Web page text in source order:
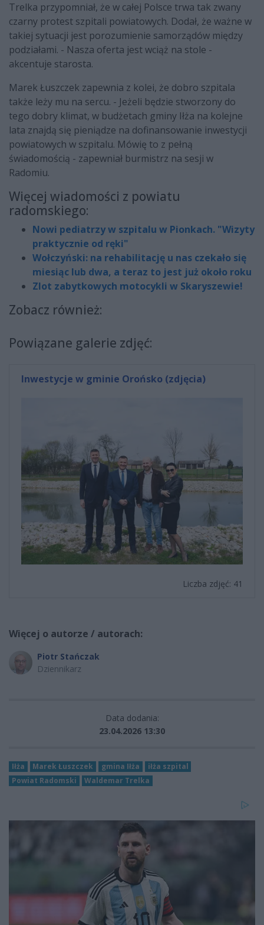
Trelka przypomniał, że w całej Polsce trwa tak zwany
czarny protest szpitali powiatowych. Dodał, że ważne w
takiej sytuacji jest porozumienie samorządów między
podziałami. - Nasza oferta jest wciąż na stole -
akcentuje starosta.
Marek Łuszczek zapewnia z kolei, że dobro szpitala
także leży mu na sercu. - Jeżeli będzie stworzony do
tego dobry klimat, w budżetach gminy Iłża na kolejne
lata znajdą się pieniądze na dofinansowanie inwestycji
powiatowych w szpitalu. Mówię to z pełną
świadomością - zapewniał burmistrz na sesji w
Radomiu.
Więcej wiadomości z powiatu
radomskiego:
Nowi pediatrzy w szpitalu w Pionkach. "Wizyty
praktycznie od ręki"
Wołczyński: na rehabilitację u nas czekało się
miesiąc lub dwa, a teraz to jest już około roku
Zlot zabytkowych motocykli w Skaryszewie!
Zobacz również:
Powiązane galerie zdjęć:
Inwestycje w gminie Orońsko (zdjęcia)
Liczba zdjęć: 41
Więcej o autorze / autorach:
Piotr Stańczak
Dziennikarz
Data dodania:
23.04.2026 13:30
Iłża Marek Łuszczek gmina Iłża
iłża szpital
Powiat Radomski
Waldemar Trelka